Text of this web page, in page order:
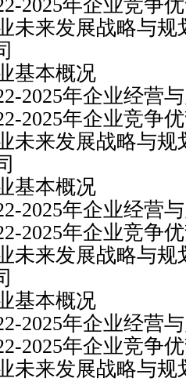
年企业竞争优
发展战略与规
本概况
年企业经营与
年企业竞争优
发展战略与规
本概况
年企业经营与
年企业竞争优
发展战略与规
本概况
年企业经营与
年企业竞争优
发展战略与规